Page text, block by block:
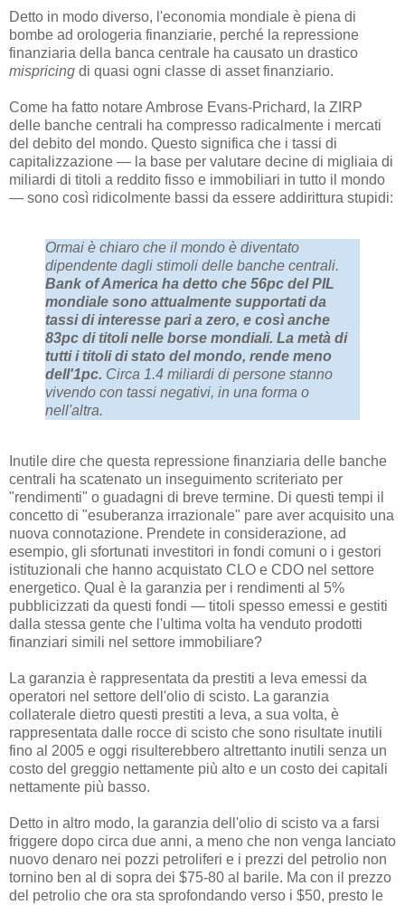
Detto in modo diverso, l'economia mondiale è piena di
bombe ad orologeria finanziarie, perché la repressione
finanziaria della banca centrale ha causato un drastico
mispricing di quasi ogni classe di asset finanziario.
Come ha fatto notare Ambrose Evans-Prichard, la ZIRP
delle banche centrali ha compresso radicalmente i mercati
del debito del mondo. Questo significa che i tassi di
capitalizzazione — la base per valutare decine di migliaia di
miliardi di titoli a reddito fisso e immobiliari in tutto il mondo
— sono così ridicolmente bassi da essere addirittura stupidi:
Ormai è chiaro che il mondo è diventato
dipendente dagli stimoli delle banche centrali.
Bank of America ha detto che 56pc del PIL
mondiale sono attualmente supportati da
tassi di interesse pari a zero, e così anche
83pc di titoli nelle borse mondiali. La metà di
tutti i titoli di stato del mondo, rende meno
dell'1pc. Circa 1.4 miliardi di persone stanno
vivendo con tassi negativi, in una forma o
nell'altra.
Inutile dire che questa repressione finanziaria delle banche
centrali ha scatenato un inseguimento scriteriato per
"rendimenti" o guadagni di breve termine. Di questi tempi il
concetto di "esuberanza irrazionale" pare aver acquisito una
nuova connotazione. Prendete in considerazione, ad
esempio, gli sfortunati investitori in fondi comuni o i gestori
istituzionali che hanno acquistato CLO e CDO nel settore
energetico. Qual è la garanzia per i rendimenti al 5%
pubblicizzati da questi fondi — titoli spesso emessi e gestiti
dalla stessa gente che l'ultima volta ha venduto prodotti
finanziari simili nel settore immobiliare?
La garanzia è rappresentata da prestiti a leva emessi da
operatori nel settore dell'olio di scisto. La garanzia
collaterale dietro questi prestiti a leva, a sua volta, è
rappresentata dalle rocce di scisto che sono risultate inutili
fino al 2005 e oggi risulterebbero altrettanto inutili senza un
costo del greggio nettamente più alto e un costo dei capitali
nettamente più basso.
Detto in altro modo, la garanzia dell'olio di scisto va a farsi
friggere dopo circa due anni, a meno che non venga lanciato
nuovo denaro nei pozzi petroliferi e i prezzi del petrolio non
tornino ben al di sopra dei $75-80 al barile. Ma con il prezzo
del petrolio che ora sta sprofondando verso i $50, presto le